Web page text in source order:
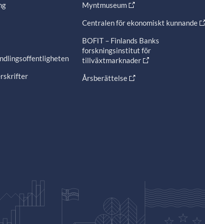
Myntmuseum
Centralen för ekonomiskt kunnande
BOFIT – Finlands Banks
forskningsinstitut för
tillväxtmarknader
Årsberättelse